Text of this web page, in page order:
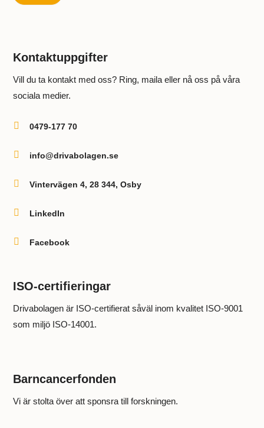
Kontaktuppgifter
Vill du ta kontakt med oss? Ring, maila eller nå oss på våra
sociala medier.
 0479-177 70
 info@drivabolagen.se
 Vintervägen 4, 28 344, Osby
 LinkedIn
 Facebook
ISO-certifieringar
Drivabolagen är ISO-certifierat såväl inom kvalitet ISO-9001
som miljö ISO-14001.
Barncancerfonden
Vi är stolta över att sponsra till forskningen.